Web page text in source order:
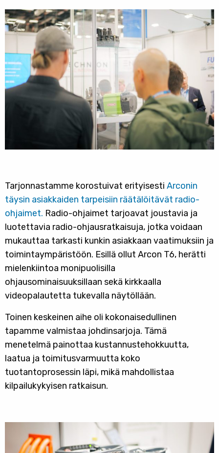
Tarjonnastamme korostuivat erityisesti Arconin
täysin asiakkaiden tarpeisiin räätälöitävät radio-
ohjaimet. Radio-ohjaimet tarjoavat joustavia ja
luotettavia radio-ohjausratkaisuja, jotka voidaan
mukauttaa tarkasti kunkin asiakkaan vaatimuksiin ja
toimintaympäristöön. Esillä ollut Arcon T6, herätti
mielenkiintoa monipuolisilla
ohjausominaisuuksillaan sekä kirkkaalla
videopalautetta tukevalla näytöllään.
Toinen keskeinen aihe oli kokonaisedullinen
tapamme valmistaa johdinsarjoja. Tämä
menetelmä painottaa kustannustehokkuutta,
laatua ja toimitusvarmuutta koko
tuotantoprosessin läpi, mikä mahdollistaa
kilpailukykyisen ratkaisun.